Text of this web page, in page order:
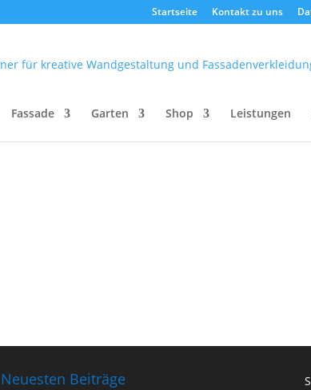
Startseite Kontakt zu uns
Fassade Garten Shop Leistungen
Neuesten Beiträge